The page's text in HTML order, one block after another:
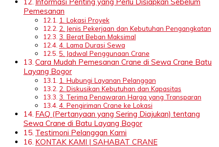
Pemesanan
1. Lokasi Proyek
2. Jenis Pekerjaan dan Kebutuhan Pengangkatan
3. Berat Beban Maksimal
4. Lama Durasi Sewa
5. Jadwal Penggunaan Crane
Cara Mudah Pemesanan Crane di Sewa Crane Batu
Layang Bogor
1. Hubungi Layanan Pelanggan
2. Diskusikan Kebutuhan dan Kapasitas
3. Terima Penawaran Harga yang Transparan
4. Pengiriman Crane ke Lokasi
FAQ (Pertanyaan yang Sering Diajukan) tentang
Sewa Crane di Batu Layang Bogor
Testimoni Pelanggan Kami
KONTAK KAMI | SAHABAT CRANE